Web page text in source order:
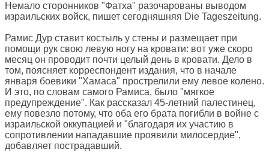
Немало сторонников "Фатха" разочарованы выводом
израильских войск, пишет сегодняшняя Die Tageszeitung.
Рамис Дур ставит костыль у стены и размещает при
помощи рук свою левую ногу на кровати: вот уже скоро
месяц он проводит почти целый день в кровати. Дело в
том, поясняет корреспондент издания, что в начале
января боевики "Хамаса" прострелили ему левое колено.
И это, по словам самого Рамиса, было "мягкое
предупреждение". Как рассказал 45-летний палестинец,
ему повезло потому, что оба его брата погибли в войне с
израильской оккупацией и "благодаря их участию в
сопротивлении нападавшие проявили милосердие",
добавляет пострадавший.